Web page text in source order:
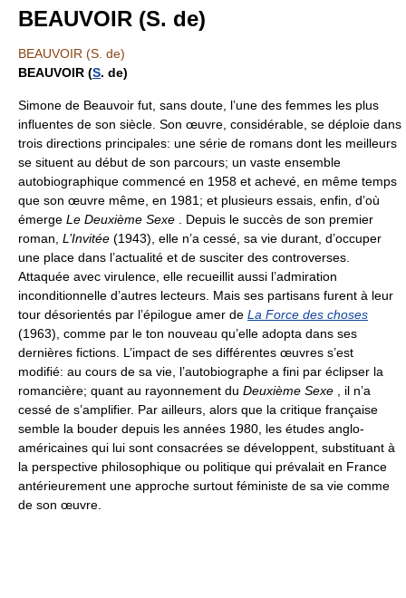
BEAUVOIR (S. de)
BEAUVOIR (S. de)
BEAUVOIR (S. de)
Simone de Beauvoir fut, sans doute, l’une des femmes les plus
influentes de son siècle. Son œuvre, considérable, se déploie dans
trois directions principales: une série de romans dont les meilleurs
se situent au début de son parcours; un vaste ensemble
autobiographique commencé en 1958 et achevé, en même temps
que son œuvre même, en 1981; et plusieurs essais, enfin, d’où
émerge Le Deuxième Sexe . Depuis le succès de son premier
roman, L’Invitée (1943), elle n’a cessé, sa vie durant, d’occuper
une place dans l’actualité et de susciter des controverses.
Attaquée avec virulence, elle recueillit aussi l’admiration
inconditionnelle d’autres lecteurs. Mais ses partisans furent à leur
tour désorientés par l’épilogue amer de La Force des choses
(1963), comme par le ton nouveau qu’elle adopta dans ses
dernières fictions. L’impact de ses différentes œuvres s’est
modifié: au cours de sa vie, l’autobiographe a fini par éclipser la
romancière; quant au rayonnement du Deuxième Sexe , il n’a
cessé de s’amplifier. Par ailleurs, alors que la critique française
semble la bouder depuis les années 1980, les études anglo-
américaines qui lui sont consacrées se développent, substituant à
la perspective philosophique ou politique qui prévalait en France
antérieurement une approche surtout féministe de sa vie comme
de son œuvre.